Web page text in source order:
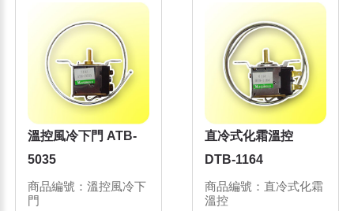
溫控風冷下門 ATB-
5035
商品編號：溫控風冷下
門
直冷式化霜溫控
DTB-1164
商品編號：直冷式化霜
溫控